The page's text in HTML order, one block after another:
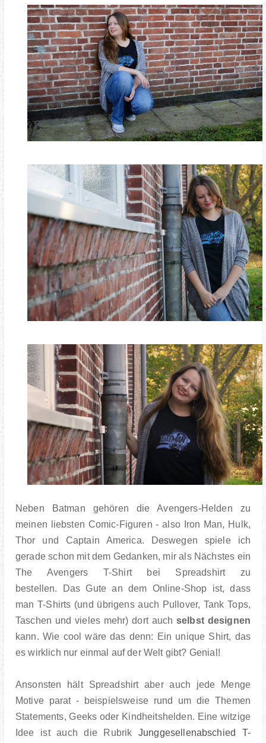
Neben Batman gehören die Avengers-Helden zu
meinen liebsten Comic-Figuren - also Iron Man, Hulk,
Thor und Captain America. Deswegen spiele ich
gerade schon mit dem Gedanken, mir als Nächstes ein
The Avengers T-Shirt bei Spreadshirt zu
bestellen.
Das Gute an dem Online-Shop ist, dass
man T-Shirts (und übrigens auch Pullover, Tank Tops,
Taschen und vieles mehr) dort auchselbst designen
kann. Wie cool wäre das denn: Ein unique Shirt, das
es wirklich nur einmal auf der Welt gibt? Genial!
Ansonsten hält Spreadshirt aber auch jede Menge
Motive parat - beispielsweise rund um die Themen
Statements, Geeks oder Kindheitshelden. Eine witzige
Idee ist auch die Rubrik Junggesellenabschied T-